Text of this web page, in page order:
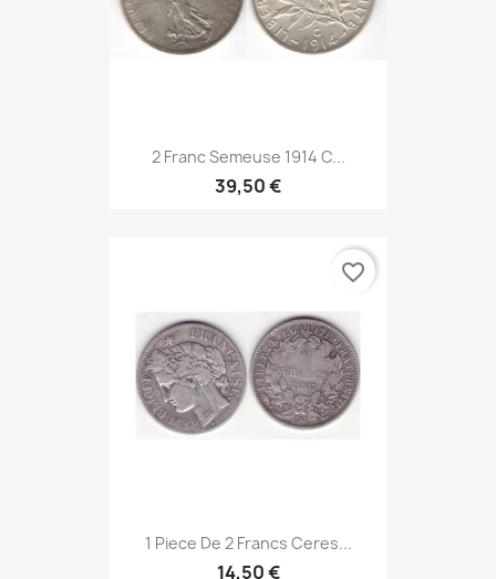
2 Franc Semeuse 1914 C...
39,50 €
1 Piece De 2 Francs Ceres...
14,50 €
favorite_border